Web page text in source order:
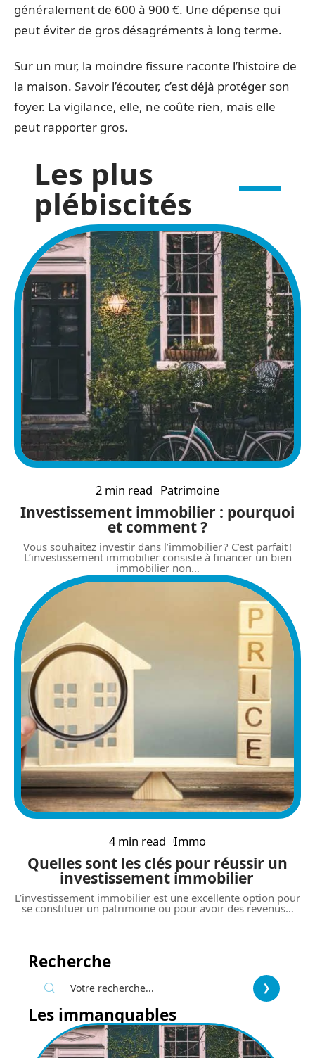
généralement de 600 à 900 €. Une dépense qui
peut éviter de gros désagréments à long terme.
Sur un mur, la moindre fissure raconte l’histoire de
la maison. Savoir l’écouter, c’est déjà protéger son
foyer. La vigilance, elle, ne coûte rien, mais elle
peut rapporter gros.
Les plus
plébiscités
2 min read Patrimoine
Investissement immobilier : pourquoi
et comment ?
Vous souhaitez investir dans l’immobilier ? C’est parfait !
L’investissement immobilier consiste à financer un bien
immobilier non…
4 min read Immo
Quelles sont les clés pour réussir un
investissement immobilier
L’investissement immobilier est une excellente option pour
se constituer un patrimoine ou pour avoir des revenus…
Recherche
Les immanquables